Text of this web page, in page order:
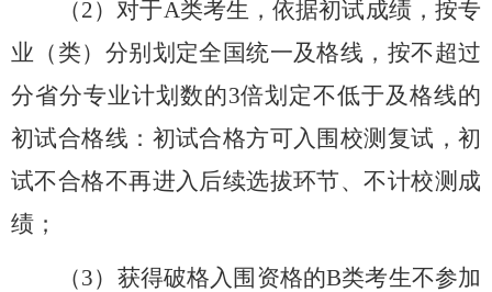
（2）对于A类考生，依据初试成绩，按专
业（类）分别划定全国统一及格线，按不超过
分省分专业计划数的3倍划定不低于及格线的
初试合格线：初试合格方可入围校测复试，初
试不合格不再进入后续选拔环节、不计校测成
绩；
（3）获得破格入围资格的B类考生不参加